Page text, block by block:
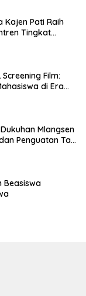
Kajen Pati Raih
Tingkat
Film:
di Era
Mlangsen
Penguatan Tali
Beasiswa